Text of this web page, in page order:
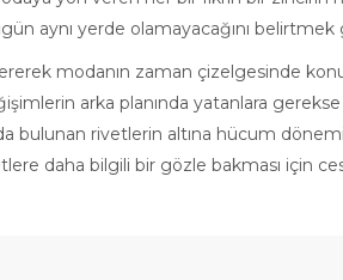
aynı yerde olamayacağını belirtmek
modanın zaman çizelgesinde
arka planında yatanlara
bulunan rivetlerin altına hücum
daha bilgili bir gözle bakması için